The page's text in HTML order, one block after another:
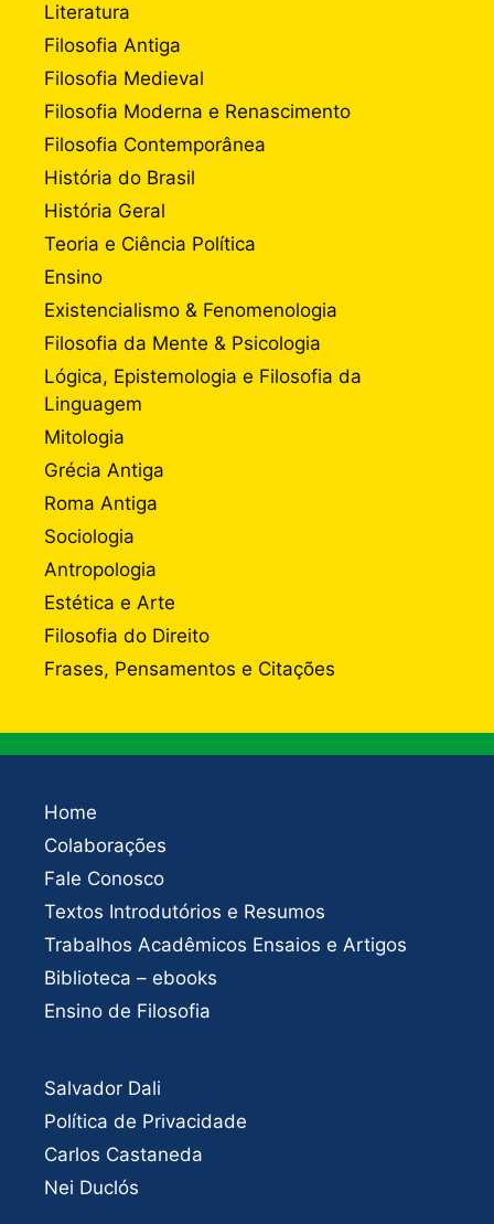
Literatura
Filosofia Antiga
Filosofia Medieval
Filosofia Moderna e Renascimento
Filosofia Contemporânea
História do Brasil
História Geral
Teoria e Ciência Política
Ensino
Existencialismo & Fenomenologia
Filosofia da Mente & Psicologia
Lógica, Epistemologia e Filosofia da
Linguagem
Mitologia
Grécia Antiga
Roma Antiga
Sociologia
Antropologia
Estética e Arte
Filosofia do Direito
Frases, Pensamentos e Citações
Home
Colaborações
Fale Conosco
Textos Introdutórios e Resumos
Trabalhos Acadêmicos Ensaios e Artigos
Biblioteca – ebooks
Ensino de Filosofia
Salvador Dali
Política de Privacidade
Carlos Castaneda
Nei Duclós